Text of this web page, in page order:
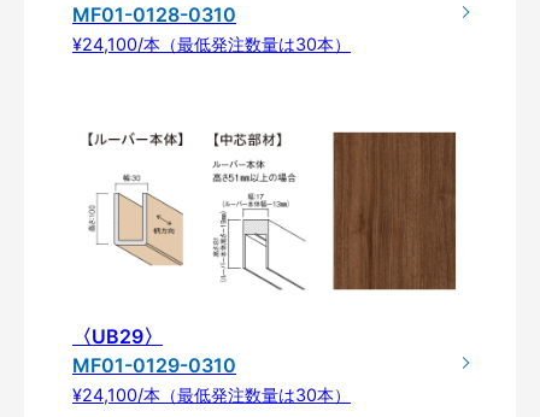
MF01-0128-0310
¥24,100/本（最低発注数量は30本）
〈UB29〉
MF01-0129-0310
¥24,100/本（最低発注数量は30本）